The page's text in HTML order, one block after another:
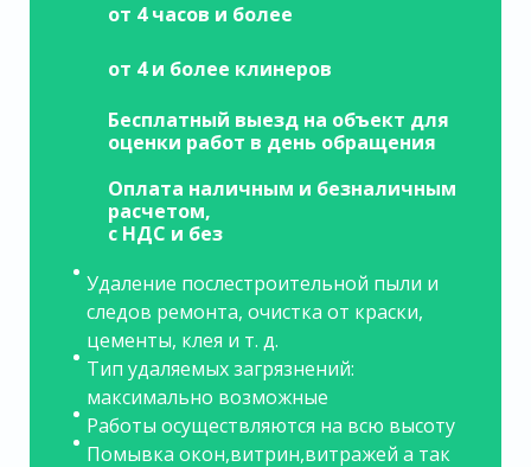
от 4 часов и более
от 4 и более клинеров
Бесплатный выезд на объект для
оценки работ в день обращения
Оплата наличным и безналичным
расчетом,
с НДС и без
Удаление послестроительной пыли и
следов ремонта, очистка от краски,
цементы, клея и т. д.
Тип удаляемых загрязнений:
максимально возможные
Работы осуществляются на всю высоту
Помывка окон,витрин,витражей а так